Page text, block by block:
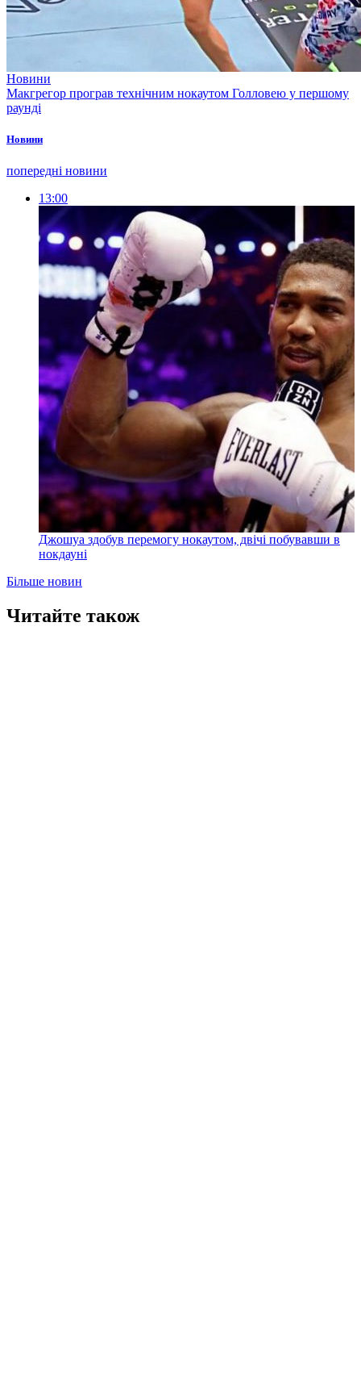
Новини
Макгрегор програв технічним нокаутом Голловею у першому
раунді
Новини
попередні новини
13:00
Джошуа здобув перемогу нокаутом, двічі побувавши в
нокдауні
Більше новин
Читайте також